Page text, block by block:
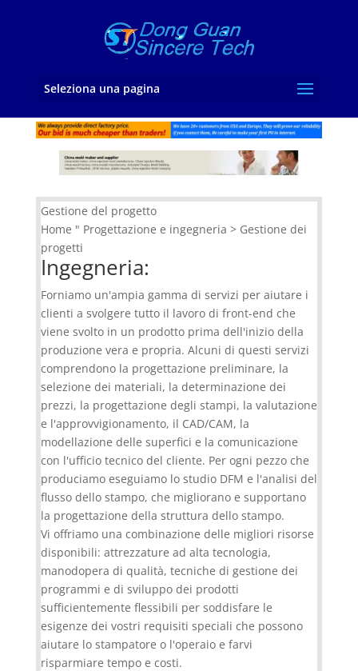
Seleziona una pagina
Gestione del progetto
Home " Progettazione e ingegneria > Gestione dei
progetti
Ingegneria:
Forniamo un'ampia gamma di servizi per aiutare i
clienti a svolgere tutto il lavoro di front-end che
viene svolto in un prodotto prima dell'inizio della
produzione vera e propria. Alcuni di questi servizi
comprendono la progettazione preliminare, la
selezione dei materiali, la determinazione dei
prezzi, la progettazione degli stampi, la valutazione
e l'approvvigionamento, il CAD/CAM, la
modellazione delle superfici e la comunicazione
con l'ufficio tecnico del cliente. Per ogni pezzo che
produciamo eseguiamo lo studio DFM e l'analisi del
flusso dello stampo, che migliorano e supportano
la progettazione della struttura dello stampo.
Vi offriamo una combinazione delle migliori risorse
disponibili: attrezzature ad alta tecnologia,
manodopera di qualità, tecniche di gestione dei
programmi e di sviluppo dei prodotti
sufficientemente flessibili per soddisfare le
esigenze dei vostri requisiti speciali che possono
aiutare lo stampatore o l'operaio e farvi
risparmiare tempo e costi.